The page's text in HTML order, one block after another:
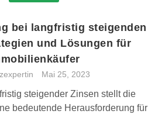
bei langfristig steigenden
und Lösungen für
Mai 25, 2023
steigender Zinsen stellt die
bedeutende Herausforderung für